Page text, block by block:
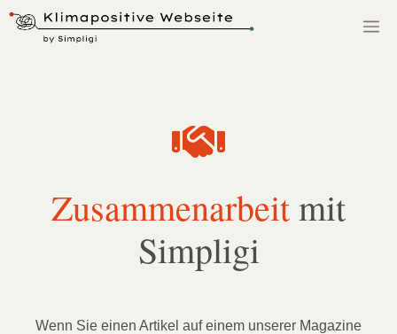
Zum
Inhalt
Zusammenarbeitmit
Simpligi
Wenn Sie einen Artikel auf einem unserer Magazine